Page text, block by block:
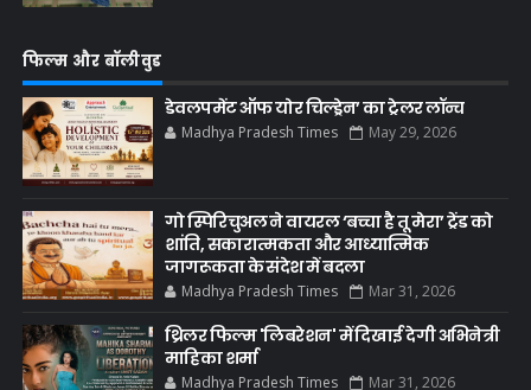
फिल्म और बॉलीवुड
डेवलपमेंट ऑफ योर चिल्ड्रेन’ का ट्रेलर लॉन्च
Madhya Pradesh Times May 29, 2026
गो स्पिरिचुअल ने वायरल ‘बच्चा है तू मेरा’ ट्रेंड को
शांति, सकारात्मकता और आध्यात्मिक
जागरूकता के संदेश में बदला
Madhya Pradesh Times Mar 31, 2026
थ्रिलर फिल्म 'लिबरेशन' में दिखाई देगी अभिनेत्री
माहिका शर्मा
Madhya Pradesh Times Mar 31, 2026